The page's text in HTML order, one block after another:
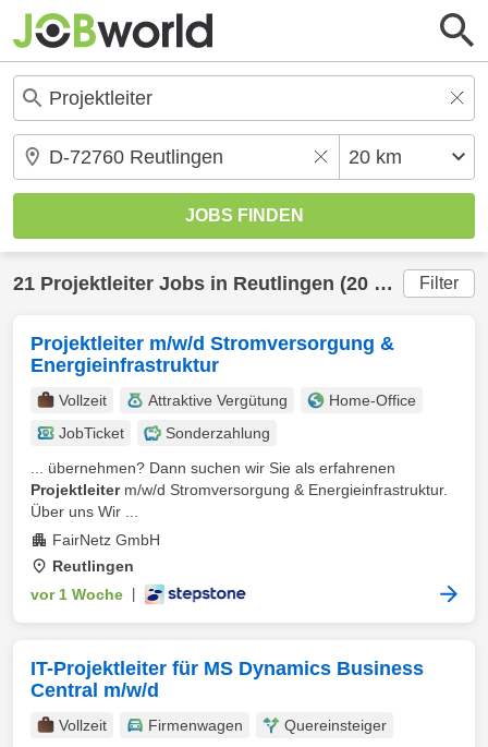
21 Projektleiter Jobs in Reutlingen (20 km) gefunden Filter
Projektleiter m/w/d Stromversorgung &
Energieinfrastruktur
Vollzeit Attraktive Vergütung
Home-Office
JobTicket
Sonderzahlung
... übernehmen? Dann suchen wir Sie als erfahrenen
Projektleiterm/w/d Stromversorgung & Energieinfrastruktur.
Über uns Wir ...
FairNetz GmbH
Reutlingen
vor 1 Woche
IT-Projektleiter für MS Dynamics Business
Central m/w/d
Vollzeit Firmenwagen
Quereinsteiger